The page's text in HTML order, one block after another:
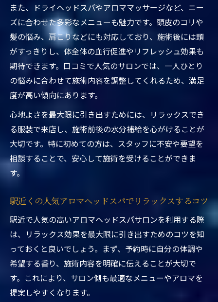
アロマ施術がもたらす東京都台東区ヘッド
スパ駅近くの心地良さ
駅近くで得られるアロマヘッドスパのリラ
ックス効果
東京都台東区ヘッドスパ駅近くでリラクゼ
ーションを体感する方法
忙しい方におすすめのアロマ施術ヘッドス
パ駅近く利用術
また、ドライヘッドスパやアロママッサージなど、ニー
ズに合わせた多彩なメニューも魅力です。頭皮のコリや
髪の悩み、肩こりなどにも対応しており、施術後には頭
がすっきりし、体全体の血行促進やリフレッシュ効果も
期待できます。口コミで人気のサロンでは、一人ひとり
の悩みに合わせて施術内容を調整してくれるため、満足
度が高い傾向にあります。
心地よさを最大限に引き出すためには、リラックスでき
る服装で来店し、施術前後の水分補給を心がけることが
大切です。特に初めての方は、スタッフに不安や要望を
相談することで、安心して施術を受けることができま
す。
駅近くの人気アロマヘッドスパでリラックスするコツ
駅近で人気の高いアロマヘッドスパサロンを利用する際
は、リラックス効果を最大限に引き出すためのコツを知
っておくと良いでしょう。まず、予約時に自分の体調や
希望する香り、施術内容を明確に伝えることが大切で
す。これにより、サロン側も最適なメニューやアロマを
提案しやすくなります。